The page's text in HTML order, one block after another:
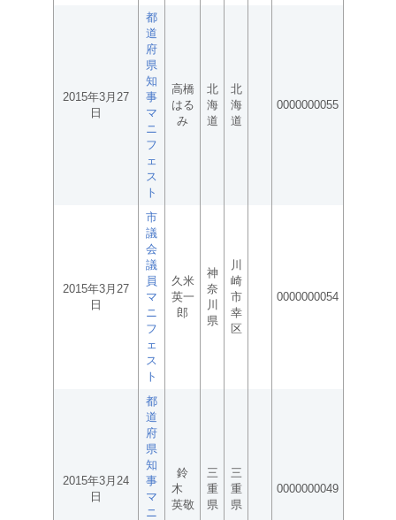
2015年3月27
日
都
道
府
県
知
事
マ
ニ
フ
ェ
ス
ト
高橋
はる
み
北
海
道
北
海
道
0000000055
2015年3月27
日
市
議
会
議
員
マ
ニ
フ
ェ
ス
ト
久米
英一
郎
神
奈
川
県
川
崎
市
幸
区
0000000054
2015年3月24
日
都
道
府
県
知
事
マ
ニ
鈴
木
英敬
三
重
県
三
重
県
0000000049